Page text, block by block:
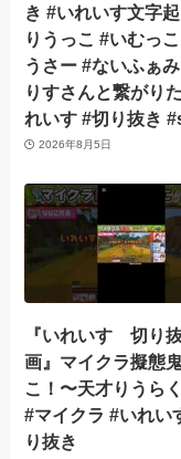
き #いれいす文字
りうっこ #いむっ
うさー #ないふぁ
りすさんと繋がり
れいす #切り抜き
2026年8月5日
『いれいす 切り
画』マイクラ擬態
こ！〜天才りうら
#マイクラ #いれ
り抜き